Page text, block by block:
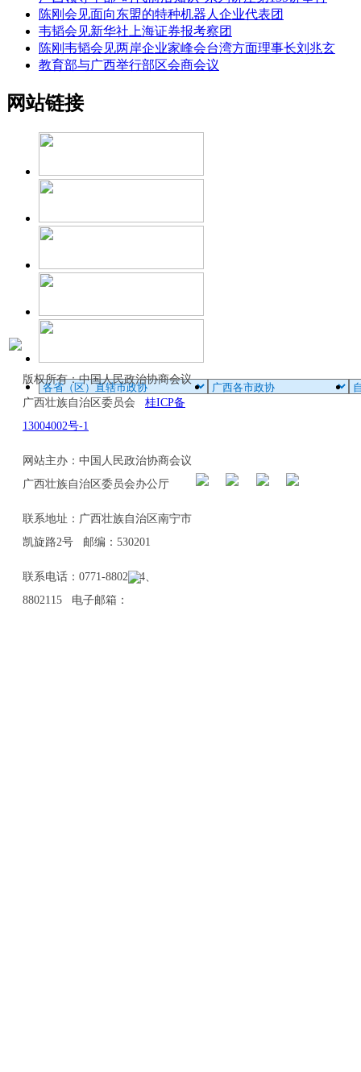
陈刚会见面向东盟的特种机器人企业代表团
韦韬会见新华社上海证券报考察团
陈刚韦韬会见两岸企业家峰会台湾方面理事长刘兆玄
教育部与广西举行部区会商会议
网站链接
版权所有：中国人民政治协商会议
广西壮族自治区委员会 桂ICP备
13004002号-1
网站主办：中国人民政治协商会议
广西壮族自治区委员会办公厅
联系地址：广西壮族自治区南宁市
凯旋路2号 邮编：530201
联系电话：0771-8802114、
8802115 电子邮箱：